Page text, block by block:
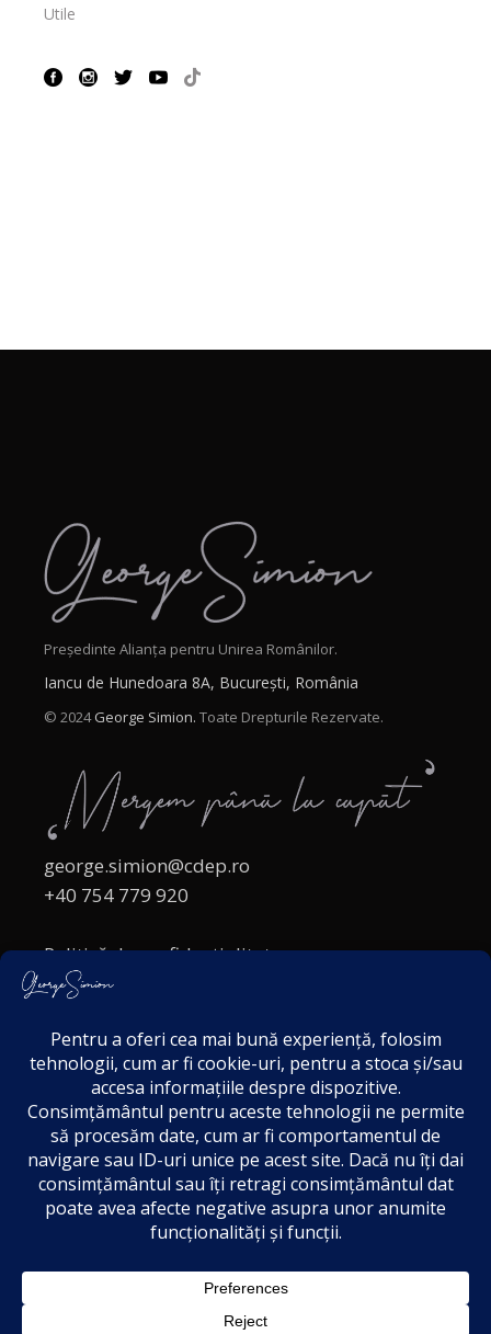
Utile
Președinte Alianța pentru Unirea Românilor.
Iancu de Hunedoara 8A, București, România
© 2024George Simion. Toate Drepturile Rezervate.
george.simion@cdep.ro
+40 754 779 920
Politică de confidențialitate
Politica cookies
Acordul de markting
Disclaimer